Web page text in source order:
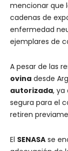
mencionar que
cadenas de
enfermedad
ejemplares de
A pesar de las
ovina desde
autorizada, ya
segura para el
retiren
El SENASA se